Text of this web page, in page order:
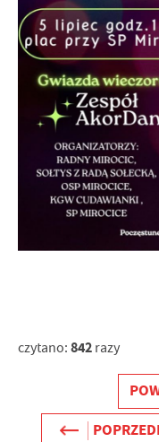
czytano: 842 razy
internetowej. Treści
stronach podmiotów
partnerami oraz
w charakterze
postaci wiadomości,
społecznościowych.